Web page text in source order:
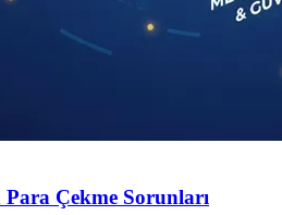
Para Çekme Sorunları